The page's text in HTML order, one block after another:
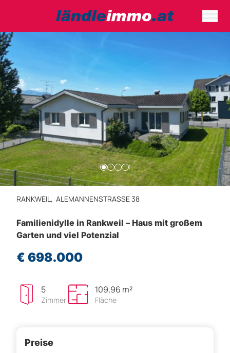
RANKWEIL, ALEMANNENSTRASSE 38
Familienidylle in Rankweil – Haus mit großem
Garten und viel Potenzial
€ 698.000
5
Zimmer
109,96 m²
Fläche
Preise